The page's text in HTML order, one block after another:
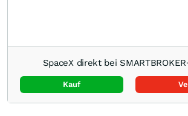
SpaceX direkt bei
Kauf